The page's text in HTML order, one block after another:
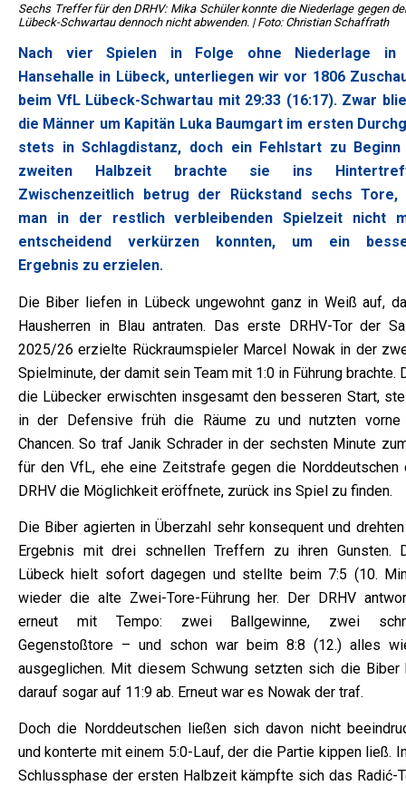
Sechs Treffer für den DRHV: Mika Schüler konnte die Niederlage gegen
Lübeck-Schwartau dennoch nicht abwenden. | Foto: Christian Schaffrath
Nach vier Spielen in Folge ohne Niederlage in
Hansehalle in Lübeck, unterliegen wir vor 1806
beim VfL Lübeck-Schwartau mit 29:33 (16:17). Zwar
die Männer um Kapitän Luka Baumgart im ersten
stets in Schlagdistanz, doch ein Fehlstart zu
zweiten Halbzeit brachte sie ins
Zwischenzeitlich betrug der Rückstand sechs Tore,
man in der restlich verbleibenden Spielzeit nicht
entscheidend verkürzen konnten, um ein
Ergebnis zu erzielen.
Die Biber liefen in Lübeck ungewohnt ganz in Weiß auf,
Hausherren in Blau antraten. Das erste DRHV-Tor der
2025/26 erzielte Rückraumspieler Marcel Nowak in der
Spielminute, der damit sein Team mit 1:0 in Führung brachte.
die Lübecker erwischten insgesamt den besseren Start,
in der Defensive früh die Räume zu und nutzten vorne
Chancen. So traf Janik Schrader in der sechsten Minute
für den VfL, ehe eine Zeitstrafe gegen die Norddeutschen
DRHV die Möglichkeit eröffnete, zurück ins Spiel zu finden.
Die Biber agierten in Überzahl sehr konsequent und
Ergebnis mit drei schnellen Treffern zu ihren Gunsten.
Lübeck hielt sofort dagegen und stellte beim 7:5 (10.
wieder die alte Zwei-Tore-Führung her. Der DRHV
erneut mit Tempo: zwei Ballgewinne, zwei
Gegenstoßtore – und schon war beim 8:8 (12.) alles
ausgeglichen. Mit diesem Schwung setzten sich die Biber
darauf sogar auf 11:9 ab. Erneut war es Nowak der traf.
Doch die Norddeutschen ließen sich davon nicht
und konterte mit einem 5:0-Lauf, der die Partie kippen ließ.
Schlussphase der ersten Halbzeit kämpfte sich das Radić-